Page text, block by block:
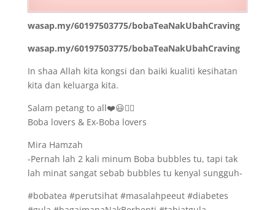
wasap.my/60197503775/bobaTeaNakUbahCraving
wasap.my/60197503775/bobaTeaNakUbahCraving
In shaa Allah kita kongsi dan baiki kualiti kesihatan
kita dan keluarga kita.
Salam petang to all❤️😃👇🏽
Boba lovers & Ex-Boba lovers
Mira Hamzah
-Pernah lah 2 kali minum Boba bubbles tu, tapi tak
lah minat sangat sebab bubbles tu kenyal sungguh-
#bobatea #perutsihat #masalahpeeut #diabetes